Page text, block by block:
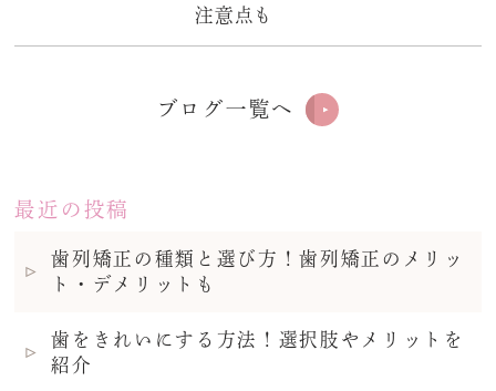
注意点も
ブログ一覧へ
最近の投稿
歯列矯正の種類と選び方！歯列矯正のメリッ
ト・デメリットも
歯をきれいにする方法！選択肢やメリットを
紹介